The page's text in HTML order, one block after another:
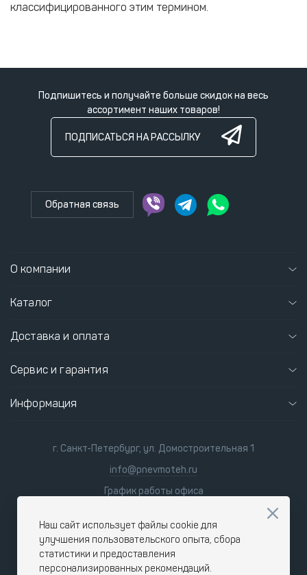
классифицированного этим термином.
Подпишитесь и получайте больше скидок на весь
ассортимент наших товаров!
ПОДПИСАТЬСЯ НА РАССЫЛКУ
Обратная связь
О компании
Каталог
Доставка и оплата
Сервис и гарантия
Информация
г. Санкт-Петербург, ул. Домостроительная 1
info@pnevmoteh.ru
График работы офиса
сб-вс 9:00 - 18:00
Наш сайт использует файлы cookie для
улучшения пользовательского опыта, сбора
статистики и предоставления
персонализированных рекомендаций.